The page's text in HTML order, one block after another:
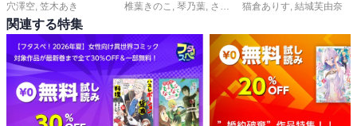
穴澤空, 笠木あき
椎葉きのこ , 琴乃葉, さんど
猫倉ありす, 結城芙由奈
関連する特集